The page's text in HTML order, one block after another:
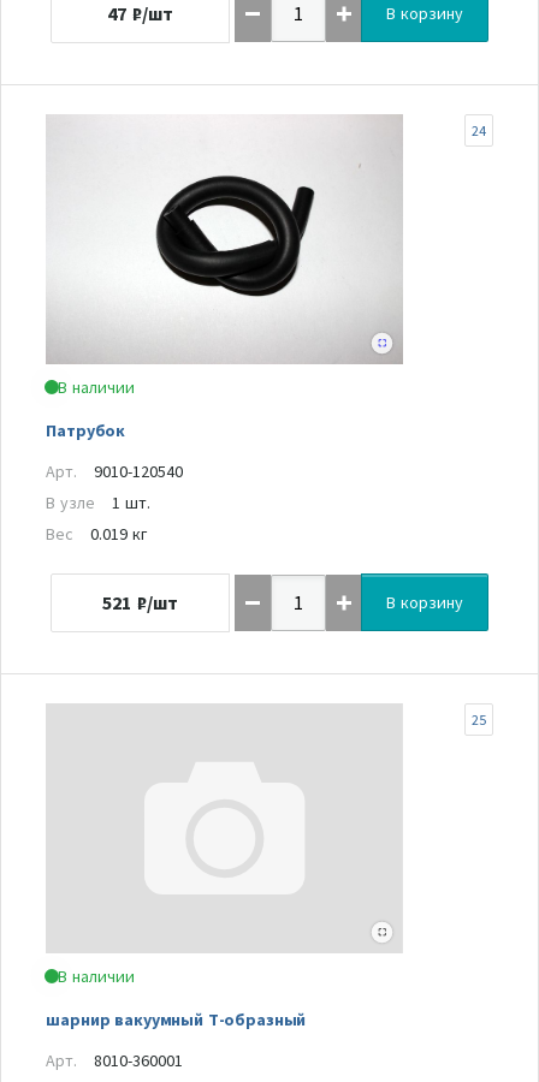
47 ₽/шт В корзину
В наличии
Патрубок
24
Арт.
9010-120540
В узле
1 шт.
Вес
0.019 кг
521 ₽/шт В корзину
В наличии
шарнир вакуумный Т-образный
25
Арт.
8010-360001